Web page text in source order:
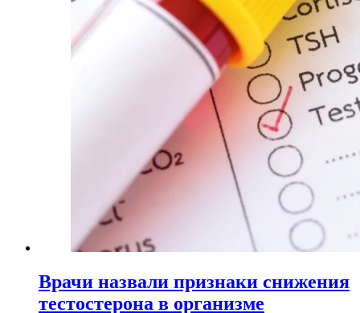
Врачи назвали признаки снижения
тестостерона в организме